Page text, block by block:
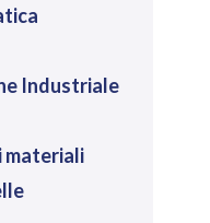
Industriale
materiali